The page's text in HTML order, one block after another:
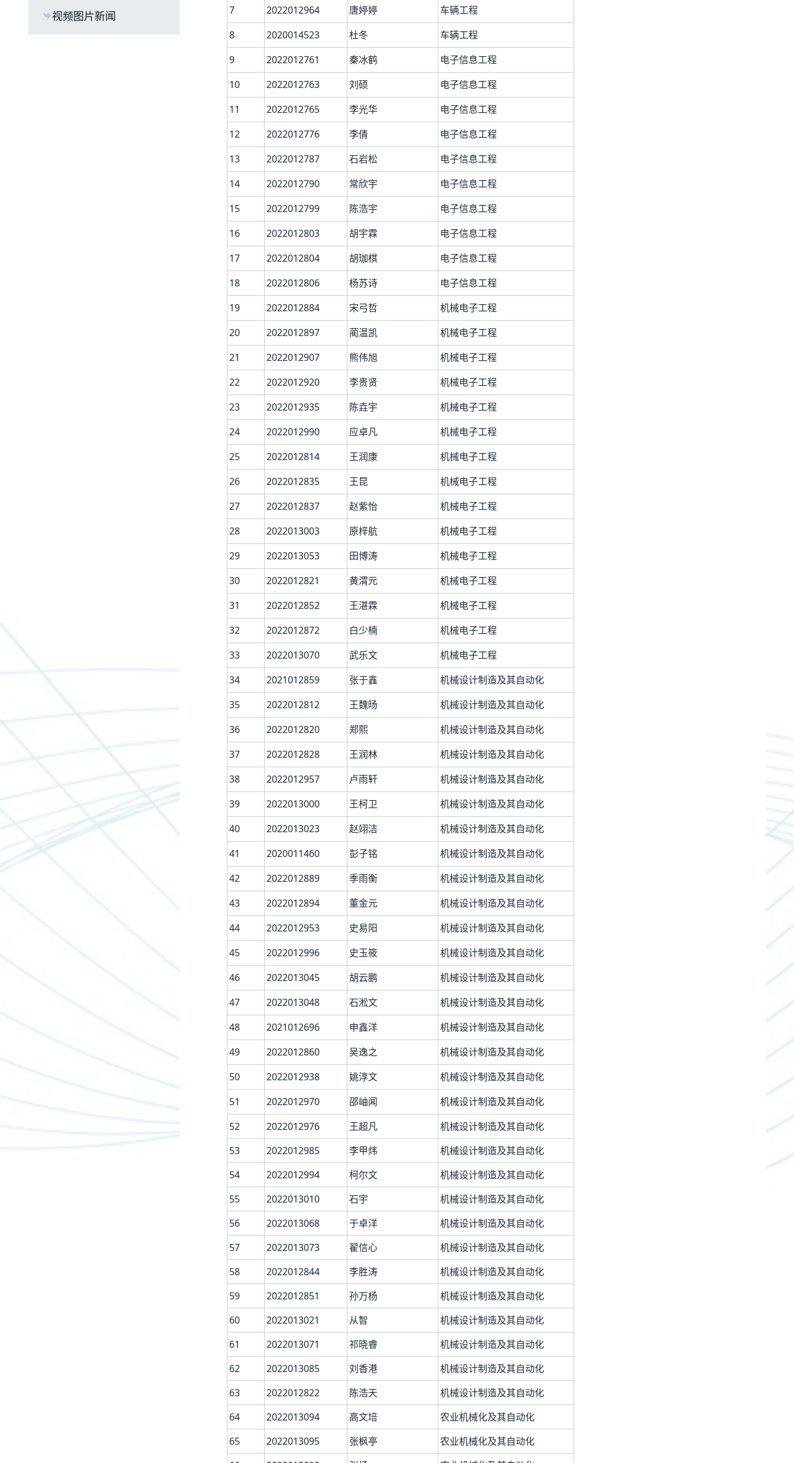
视频图片新闻
7
2022012964 唐婷婷
车辆工程
8
2020014523 杜冬
车辆工程
9
2022012761 秦冰鹤
电子信息工程
10
2022012763 刘硕
电子信息工程
11
2022012765 李光华
电子信息工程
12
2022012776 李倩
电子信息工程
13
2022012787 石岩松
电子信息工程
14
2022012790 常欣宇
电子信息工程
15
2022012799 陈浩宇
电子信息工程
16
2022012803 胡宇霖
电子信息工程
17
2022012804 胡珈棋
电子信息工程
18
2022012806 杨苏诗
电子信息工程
19
2022012884 宋弓哲
机械电子工程
20
2022012897 蔺温凯
机械电子工程
21
2022012907 熊伟旭
机械电子工程
22
2022012920 李贵贤
机械电子工程
23
2022012935 陈垚宇
机械电子工程
24
2022012990 应卓凡
机械电子工程
25
2022012814 王润康
机械电子工程
26
2022012835 王昆
机械电子工程
27
2022012837 赵紫怡
机械电子工程
28
2022013003 原梓航
机械电子工程
29
2022013053 田博涛
机械电子工程
30
2022012821 黄渭元
机械电子工程
31
2022012852 王湛霖
机械电子工程
32
2022012872 白少楠
机械电子工程
33
2022013070 武乐文
机械电子工程
34
2021012859 张于鑫
机械设计制造及其自动化
35
2022012812 王魏旸
机械设计制造及其自动化
36
2022012820 郑熙
机械设计制造及其自动化
37
2022012828 王润林
机械设计制造及其自动化
38
2022012957 卢雨轩
机械设计制造及其自动化
39
2022013000 王柯卫
机械设计制造及其自动化
40
2022013023 赵翊洁
机械设计制造及其自动化
41
2020011460 彭子铭
机械设计制造及其自动化
42
2022012889 季雨衡
机械设计制造及其自动化
43
2022012894 董金元
机械设计制造及其自动化
44
2022012953 史易阳
机械设计制造及其自动化
45
2022012996 史玉筱
机械设计制造及其自动化
46
2022013045 胡云鹏
机械设计制造及其自动化
47
2022013048 石淞文
机械设计制造及其自动化
48
2021012696 申鑫洋
机械设计制造及其自动化
49
2022012860 吴逸之
机械设计制造及其自动化
50
2022012938 姚淳文
机械设计制造及其自动化
51
2022012970 邵岫闻
机械设计制造及其自动化
52
2022012976 王超凡
机械设计制造及其自动化
53
2022012985 李甲炜
机械设计制造及其自动化
54
2022012994 柯尔文
机械设计制造及其自动化
55
2022013010 石宇
机械设计制造及其自动化
56
2022013068 于卓洋
机械设计制造及其自动化
57
2022013073 翟信心
机械设计制造及其自动化
58
2022012844 李胜涛
机械设计制造及其自动化
59
2022012851 孙万杨
机械设计制造及其自动化
60
2022013021 从智
机械设计制造及其自动化
61
2022013071 祁晓睿
机械设计制造及其自动化
62
2022013085 刘香港
机械设计制造及其自动化
63
2022012822 陈浩天
机械设计制造及其自动化
64
2022013094 高文培
农业机械化及其自动化
65
2022013095 张枫亭
农业机械化及其自动化